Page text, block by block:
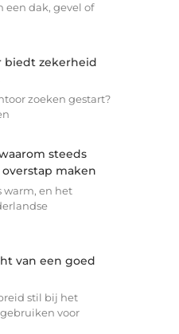
een dak, gevel of
biedt zekerheid
zoeken gestart?
steeds
maken
warm, en het
van een goed
stil bij het
voor